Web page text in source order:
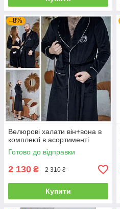
–8%
Велюрові халати він+вона в
комплекті в асортименті
Готово до відправки
2 130 ₴ 2 310 ₴
Купити